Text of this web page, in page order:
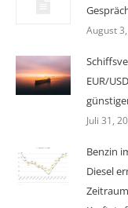
August
EUR/
Juli 31,
Benzin
Diesel